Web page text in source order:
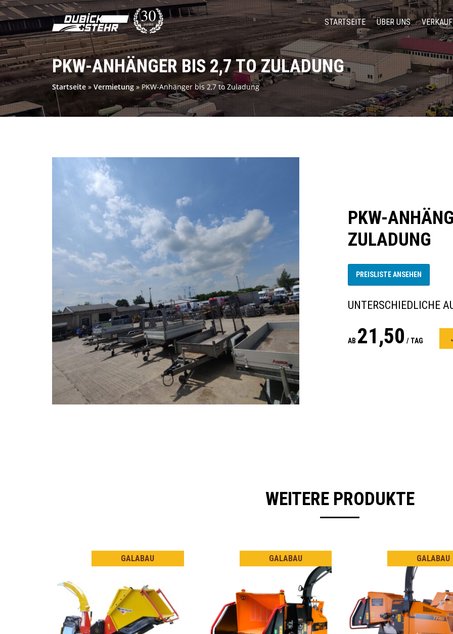
STARTSEITE ÜBER UNS VERKAUF
PKW-ANHÄNGER BIS 2,7 TO ZULADUNG
Startseite » Vermietung »PKW-Anhänger bis 2,7 to Zuladung
PKW-
ZULADUNG
PREISLISTE ANSEHEN
UNTERSCHIEDLICHE
AB 21,50 / TAG
WEITERE PRODUKTE
GALABAU GALABAU GALABAU